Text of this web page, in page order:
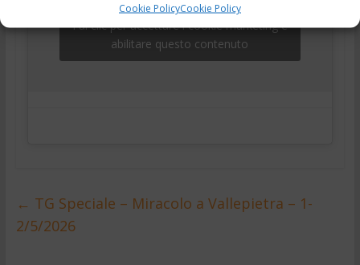
Cookie PolicyCookie Policy
Fai clic per accettare i cookie marketing e
abilitare questo contenuto
← TG Speciale – Miracolo a Vallepietra – 1-
2/5/2026